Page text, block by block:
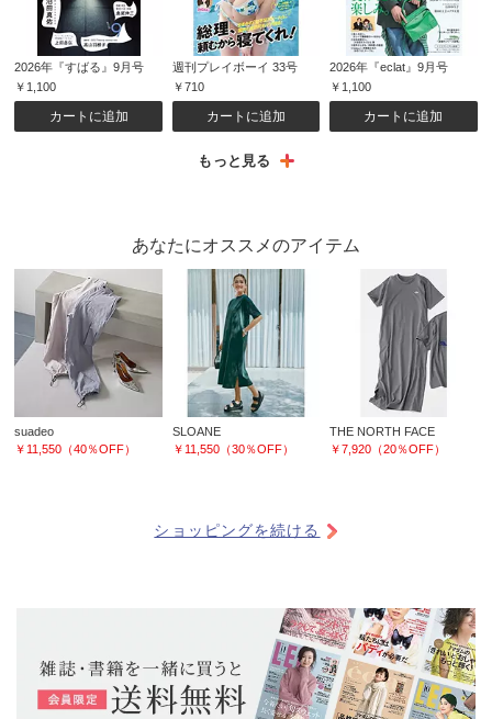
2026年『すばる』9月号
￥1,100
カートに追加
週刊プレイボーイ 33号
￥710
カートに追加
2026年『eclat』9月号
￥1,100
カートに追加
もっと見る
あなたにオススメのアイテム
suadeo
￥11,550（40％OFF）
SLOANE
￥11,550（30％OFF）
THE NORTH FACE
￥7,920（20％OFF）
ショッピングを続ける